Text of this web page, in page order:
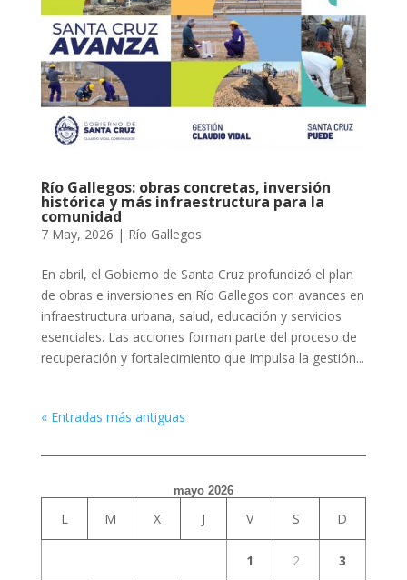
Río Gallegos: obras concretas, inversión
histórica y más infraestructura para la
comunidad
7 May, 2026 | Río Gallegos
En abril, el Gobierno de Santa Cruz profundizó el plan
de obras e inversiones en Río Gallegos con avances en
infraestructura urbana, salud, educación y servicios
esenciales. Las acciones forman parte del proceso de
recuperación y fortalecimiento que impulsa la gestión...
« Entradas más antiguas
mayo 2026
L M X J V S D
1 2 3